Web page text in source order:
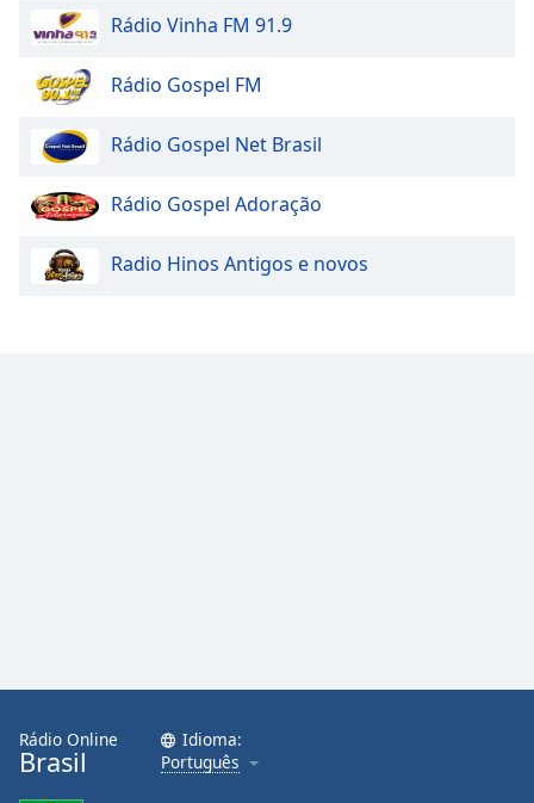
Style
Font
Reset
Done
Modal
Dialog
Radio Pan Mundial
Radio Like Gospel
Cidade Web Radio
Rádio Vinha FM 91.9
Rádio Gospel FM
Rádio Gospel Net Brasil
Rádio Gospel Adoração
Radio Hinos Antigos e novos
Rádio Online
Brasil
Idioma:
Português